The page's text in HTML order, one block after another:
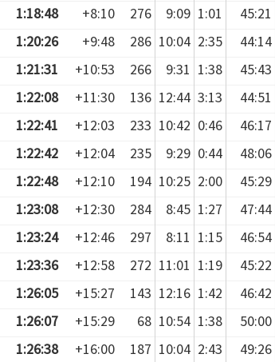
1:18:48 +8:10 276 9:09 1:01 45:21
1:20:26 +9:48 286 10:04 2:35 44:14
1:21:31 +10:53 266 9:31 1:38 45:43
1:22:08 +11:30 136 12:44 3:13 44:51
1:22:41 +12:03 233 10:42 0:46 46:17
1:22:42 +12:04 235 9:29 0:44 48:06
1:22:48 +12:10 194 10:25 2:00 45:29
1:23:08 +12:30 284 8:45 1:27 47:44
1:23:24 +12:46 297 8:11 1:15 46:54
1:23:36 +12:58 272 11:01 1:19 45:22
1:26:05 +15:27 143 12:16 1:42 46:42
1:26:07 +15:29 68 10:54 1:38 50:00
1:26:38 +16:00 187 10:04 2:43 49:26